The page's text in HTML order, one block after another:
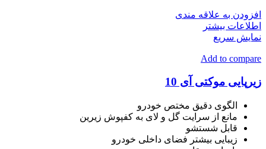
افزودن به علاقه مندی
اطلاعات بیشتر
نمایش سریع
Add to compare
زیرپایی موکتی آی 10
الگوی دقیق مختص خودرو
مانع از سرایت گل و لای به کفپوش زیرین
قابل شستشو
زیبایی بیشتر فضای داخلی خودرو